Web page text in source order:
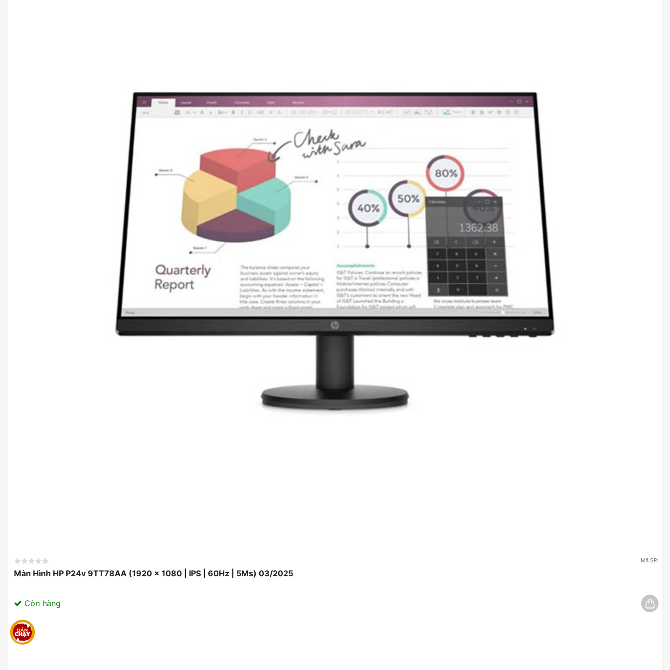
Tần số làm tươi 100Hz & công nghệ FreeSync
Với tần số làm tươi lên đến 100Hz, Màn Hình LG 22MR410-B.ATVQ
hiển thị hình ảnh mượt mà và không bị giật lag, đặc biệt là trong các trò chơi yêu
cầu độ phản hồi nhanh. Bên cạnh đó, công nghệ FreeSync giúp đồng bộ tần số
làm tươi giữa card đồ họa và màn hình, loại bỏ hiện tượng rách hình (screen
tearing) và giúp trải nghiệm chơi game trở nên hoàn hảo hơn.
Màn Hình LG 22MR410-B.ATVQ
giúp người dùng dễ dàng kết nối với các thiết bị khác nhau như máy tính, laptop,
console game hay đầu phát đa phương tiện. Điều này tạo thuận lợi cho việc sử
Mã SP:
Màn Hình HP P24v 9TT78AA (1920 x 1080 | IPS | 60Hz | 5Ms) 03/2025
Còn hàng